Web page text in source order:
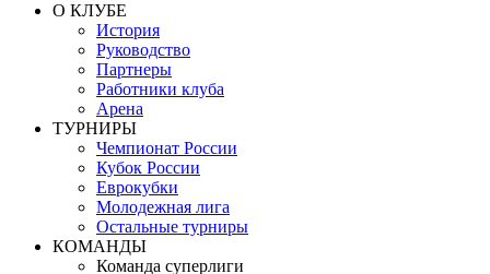
О КЛУБЕ
История
Руководство
Партнеры
Работники клуба
Арена
ТУРНИРЫ
Чемпионат России
Кубок России
Еврокубки
Молодежная лига
Остальные турниры
КОМАНДЫ
Команда суперлиги